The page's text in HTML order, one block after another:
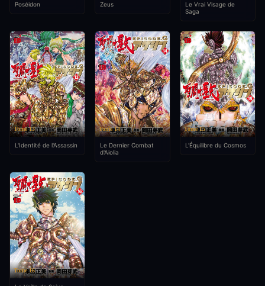
Poséidon Zeus
Le Vrai Visage de
Saga
Tome 13
L'Identité de l'Assassin
Tome 14
Le Dernier Combat
d'Aiolia
Tome 15
L'Équilibre du Cosmos
Tome 16